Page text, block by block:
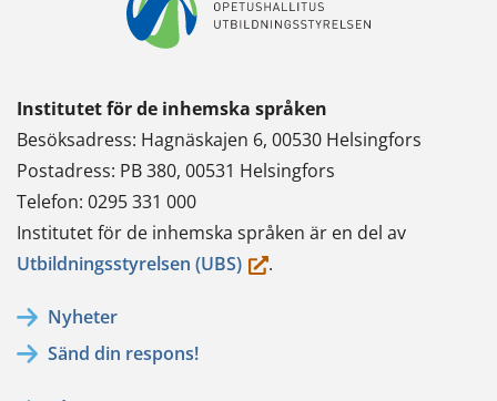
Institutet för de inhemska språken
Besöksadress: Hagnäskajen 6, 00530 Helsingfors
Postadress: PB 380, 00531 Helsingfors
Telefon: 0295 331 000
Institutet för de inhemska språken är en del av
Utbildningsstyrelsen (UBS)(du.
Nyheter
Sänd din respons!